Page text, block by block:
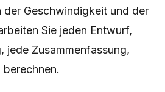
der Geschwindigkeit und der
Sie jeden Entwurf,
jede Zusammenfassung,